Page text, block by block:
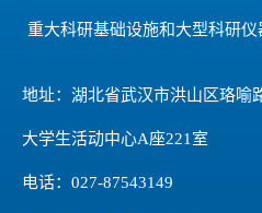
重大科研基础设施和大型科研
地址：湖北省武汉市洪山区珞喻
大学生活动中心A座221室
电话：027-87543149